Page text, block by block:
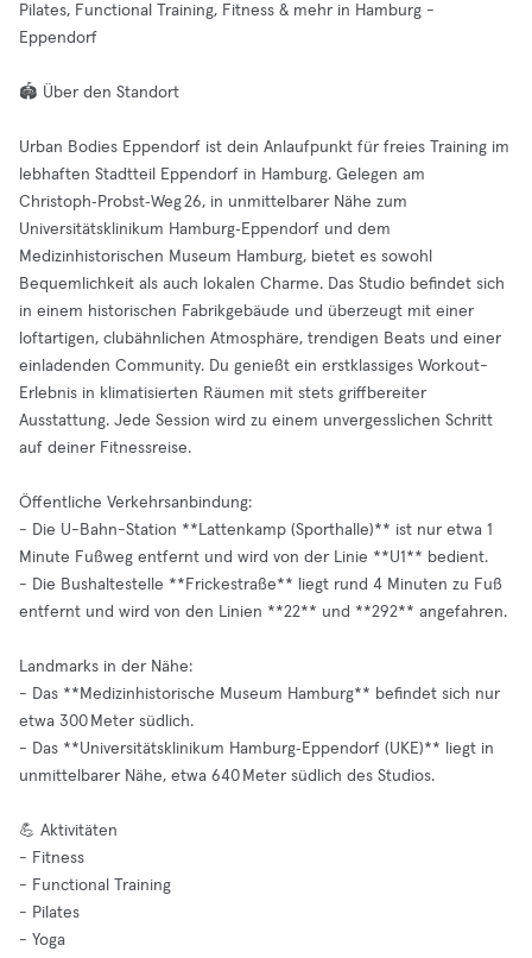
Pilates, Functional Training, Fitness & mehr in Hamburg -
Eppendorf
🏟️ Über den Standort
Urban Bodies Eppendorf ist dein Anlaufpunkt für freies Training im
lebhaften Stadtteil Eppendorf in Hamburg. Gelegen am
Christoph‑Probst‑Weg 26, in unmittelbarer Nähe zum
Universitätsklinikum Hamburg‑Eppendorf und dem
Medizinhistorischen Museum Hamburg, bietet es sowohl
Bequemlichkeit als auch lokalen Charme. Das Studio befindet sich
in einem historischen Fabrikgebäude und überzeugt mit einer
loftartigen, clubähnlichen Atmosphäre, trendigen Beats und einer
einladenden Community. Du genießt ein erstklassiges Workout-
Erlebnis in klimatisierten Räumen mit stets griffbereiter
Ausstattung. Jede Session wird zu einem unvergesslichen Schritt
auf deiner Fitnessreise.
Öffentliche Verkehrsanbindung:
- Die U-Bahn-Station **Lattenkamp (Sporthalle)** ist nur etwa 1
Minute Fußweg entfernt und wird von der Linie **U1** bedient.
- Die Bushaltestelle **Frickestraße** liegt rund 4 Minuten zu Fuß
entfernt und wird von den Linien **22** und **292** angefahren.
Landmarks in der Nähe:
- Das **Medizinhistorische Museum Hamburg** befindet sich nur
etwa 300 Meter südlich.
- Das **Universitätsklinikum Hamburg‑Eppendorf (UKE)** liegt in
unmittelbarer Nähe, etwa 640 Meter südlich des Studios.
💪 Aktivitäten
- Fitness
- Functional Training
- Pilates
- Yoga